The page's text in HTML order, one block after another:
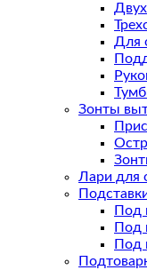
Для
Зонты
Лари для
Под
Под
Под